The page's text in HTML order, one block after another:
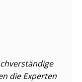
die Experten